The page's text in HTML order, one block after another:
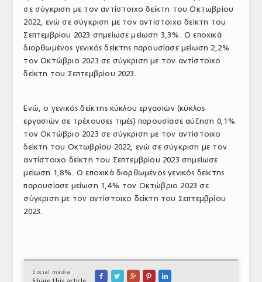
ΑΡΧΕΙΟ ΤΕΥΧΩΝ
ΣΥΝΕΔΡΙΟ ΚΡΕΑΤΟΣ
σε σύγκριση με τον αντίστοιχο δείκτη του Οκτωβρίου
2022, ενώ σε σύγκριση με τον αντίστοιχο δείκτη του
Σεπτεμβρίου 2023 σημείωσε μείωση 3,3%. Ο εποχικά
διορθωμένος γενικός δείκτης παρουσίασε μείωση 2,2%
τον Οκτώβριο 2023 σε σύγκριση με τον αντίστοιχο
δείκτη του Σεπτεμβρίου 2023.
Ενώ, ο γενικός δείκτης κύκλου εργασιών (κύκλος
εργασιών σε τρέχουσες τιμές) παρουσίασε αύξηση 0,1%
τον Οκτώβριο 2023 σε σύγκριση με τον αντίστοιχο
δείκτη του Οκτωβρίου 2022, ενώ σε σύγκριση με τον
αντίστοιχο δείκτη του Σεπτεμβρίου 2023 σημείωσε
μείωση 1,8%. Ο εποχικά διορθωμένος γενικός δείκτης
παρουσίασε μείωση 1,4% τον Οκτώβριο 2023 σε
σύγκριση με τον αντίστοιχο δείκτη του Σεπτεμβρίου
2023.
Social media
    